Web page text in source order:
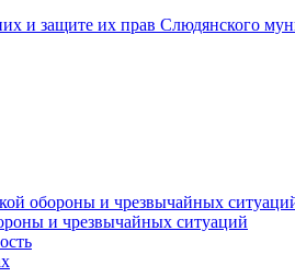
и защите их прав Слюдянского
обороны и чрезвычайных
и чрезвычайных ситуаций